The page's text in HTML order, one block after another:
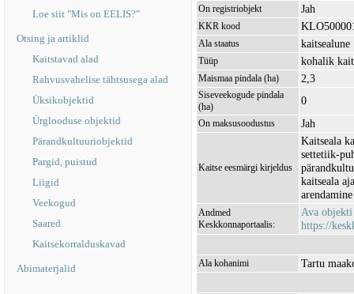
Loe siit "Mis on EELIS?"
Otsing ja artiklid
Kaitstavad alad
Rahvusvahelise tähtsusega alad
Üksikobjektid
Ürglooduse objektid
Pärandkultuuriobjektid
Pargid, puistud
Liigid
Veekogud
Saared
Kaitsekorralduskavad
Abimaterjalid
On registriobjekt Jah
KKR kood
Ala staatus kaitsealune
Tüüp kohalik
Maismaa pindala (ha) 2,3
Siseveekogude pindala
(ha)
0
On maksusoodustus Jah
Kaitse eesmärgi kirjeldus
Kaitseala
settetiik-
kaitseala
Andmed
Keskkonnaportaalis:
Ava objekti
https://
Ala kohanimi Tartu